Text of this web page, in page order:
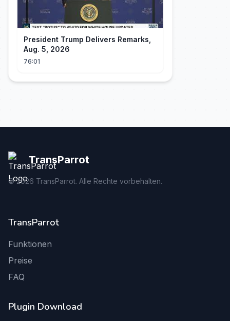
President Trump Delivers Remarks,
Aug. 5, 2026
76:01
TransParrot
©2026 TransParrot. Alle Rechte vorbehalten.
TransParrot
Funktionen
Preise
FAQ
Plugin Download